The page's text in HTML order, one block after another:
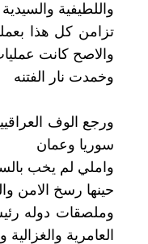
واللطيفية والسيدية
تزامن كل هذا
والاصح كانت
وخمدت نار الفتنه
ورجع الوف
سوريا وعمان
واملي لم يخب
حينها رسخ الامن
العامرية